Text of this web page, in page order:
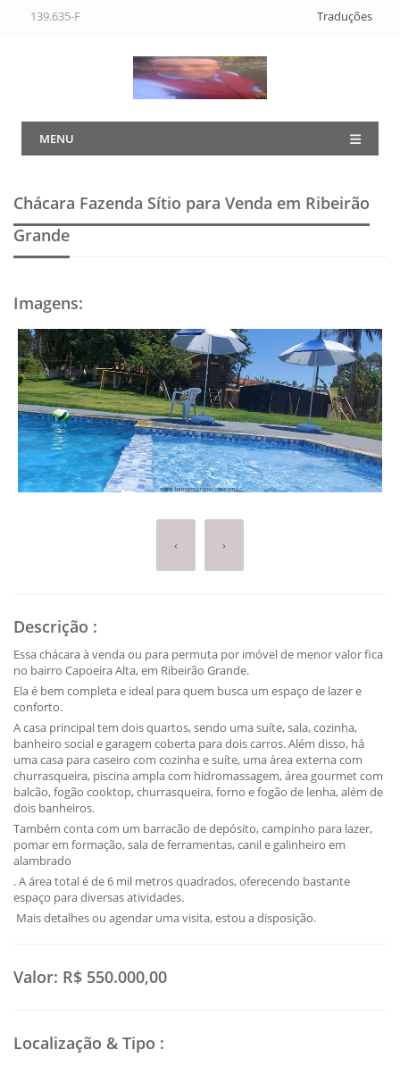
139.635-F Traduções
MENU
Chácara Fazenda Sítio para Venda em Ribeirão
Grande
Imagens:
‹ ›
Descrição :
Essa chácara à venda ou para permuta por imóvel de menor valor fica
no bairro Capoeira Alta, em Ribeirão Grande.
Ela é bem completa e ideal para quem busca um espaço de lazer e
conforto.
A casa principal tem dois quartos, sendo uma suíte, sala, cozinha,
banheiro social e garagem coberta para dois carros. Além disso, há
uma casa para caseiro com cozinha e suíte, uma área externa com
churrasqueira, piscina ampla com hidromassagem, área gourmet com
balcão, fogão cooktop, churrasqueira, forno e fogão de lenha, além de
dois banheiros.
Também conta com um barracão de depósito, campinho para lazer,
pomar em formação, sala de ferramentas, canil e galinheiro em
alambrado
. A área total é de 6 mil metros quadrados, oferecendo bastante
espaço para diversas atividades.
Mais detalhes ou agendar uma visita, estou a disposição.
Valor: R$ 550.000,00
Localização & Tipo :